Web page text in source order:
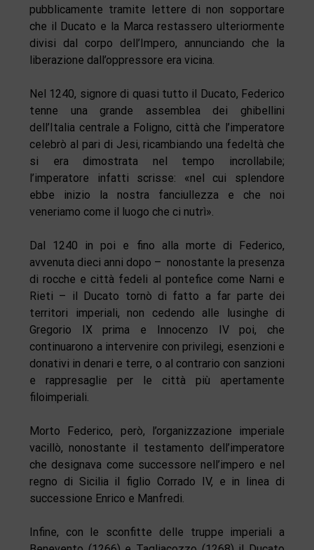
pubblicamente tramite lettere di non sopportare
che il Ducato e la Marca restassero ulteriormente
divisi dal corpo dell’Impero, annunciando che la
liberazione dall’oppressore era vicina.
Nel 1240, signore di quasi tutto il Ducato, Federico
tenne una grande assemblea dei ghibellini
dell’Italia centrale a Foligno, città che l’imperatore
celebrò al pari di Jesi, ricambiando una fedeltà che
si era dimostrata nel tempo incrollabile;
l’imperatore infatti scrisse: «nel cui splendore
ebbe inizio la nostra fanciullezza e che noi
veneriamo come il luogo che ci nutrì».
Dal 1240 in poi e fino alla morte di Federico,
avvenuta dieci anni dopo – nonostante la presenza
di rocche e città fedeli al pontefice come Narni e
Rieti – il Ducato tornò di fatto a far parte dei
territori imperiali, non cedendo alle lusinghe di
Gregorio IX prima e Innocenzo IV poi, che
continuarono a intervenire con privilegi, esenzioni e
donativi in denari e terre, o al contrario con sanzioni
e rappresaglie per le città più apertamente
filoimperiali.
Morto Federico, però, l’organizzazione imperiale
vacillò, nonostante il testamento dell’imperatore
che designava come successore nell’impero e nel
regno di Sicilia il figlio Corrado IV, e in linea di
successione Enrico e Manfredi.
Infine, con le sconfitte delle truppe imperiali a